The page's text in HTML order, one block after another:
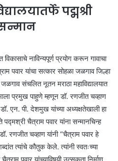
पद्मश्री
विकासाचे नाविन्यपूर्ण प्रयोग करून गावाचा
पवार यांचा सत्कार सोहळा जळगाव जिल्हा
जळगाव संचलित नूतन मराठा महाविद्यालयात
प्रमुख पाहुणे म्हणून डॉ. रणजीत चव्हाण
डॉ. एन. पी. देशमुख यांच्या अध्यक्षतेखाली हा
पद्मश्री चैत्राम पवार यांना सन्मानचिन्ह
रणजीत चव्हाण यांनी “चैत्राम पवार हे
त्यांचे कौतुक केले. त्यांनी स्वतःच्या